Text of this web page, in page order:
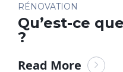
RÉNOVATION
Qu’est-ce
?
Read More